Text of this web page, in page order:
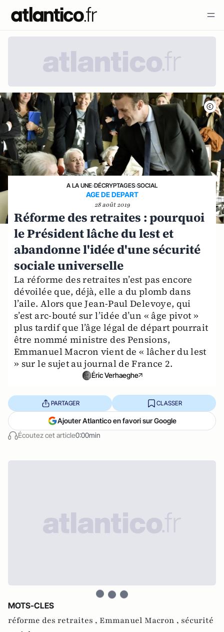
A LA UNE›DÉCRYPTAGES›SOCIAL
AGE DE DEPART
28 août 2019
Réforme des retraites : pourquoi
le Président lâche du lest et
abandonne l'idée d'une sécurité
sociale universelle
La réforme des retraites n’est pas encore
dévoilée que, déjà, elle a du plomb dans
l’aile. Alors que Jean-Paul Delevoye, qui
s’est arc-bouté sur l’idée d’un « âge pivot »
plus tardif que l’âge légal de départ pourrait
être nommé ministre des Pensions,
Emmanuel Macron vient de « lâcher du lest
» sur le sujet au journal de France 2.
Éric Verhaeghe
Écoutez cet article0:00min
PARTAGER CLASSER
Ajouter Atlantico en favori sur Google
MOTS-CLES
réforme des retraites , Emmanuel Macron , sécurité